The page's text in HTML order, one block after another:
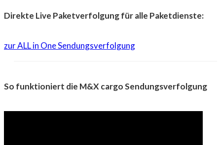
Direkte Live Paketverfolgung für alle Paketdienste:
zur ALL in One Sendungsverfolgung
So funktioniert die M&X cargo Sendungsverfolgung